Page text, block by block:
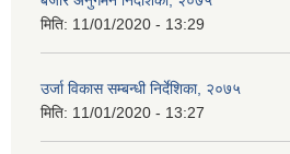
मिति: 11/01/2020 - 13:29
उर्जा विकास सम्बन्धी निर्देशिका, २०७५
मिति: 11/01/2020 - 13:27